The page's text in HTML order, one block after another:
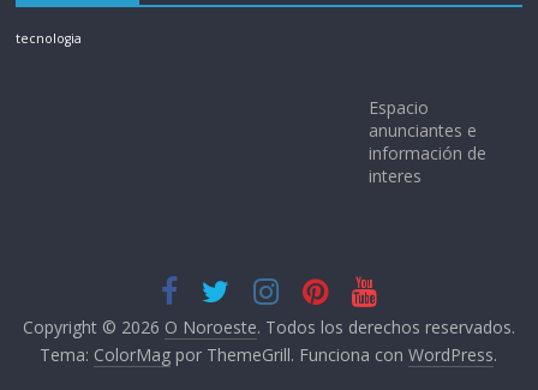
tecnologia
Espacio
anunciantes e
información de
interes
Copyright © 2026 O Noroeste. Todos los derechos reservados.
Tema: ColorMag por ThemeGrill. Funciona conWordPress.